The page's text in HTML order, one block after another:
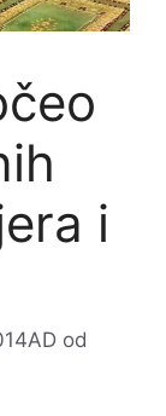
i
od